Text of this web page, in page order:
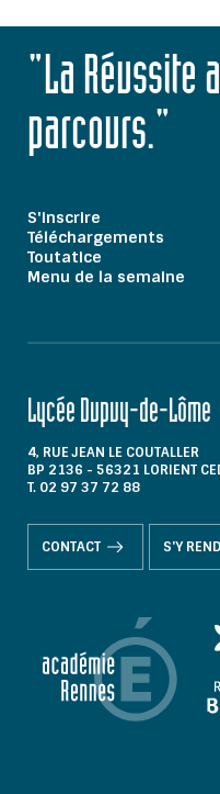
"La Réussite
parcours."
S'inscrire
Téléchargements
Toutatice
Menu de la semaine
Lycée Dupuy-de-Lôme
4, RUE JEAN LE COUTALLER
BP 2136 - 56321 LORIENT
T. 02 97 37 72 88
CONTACT S'Y